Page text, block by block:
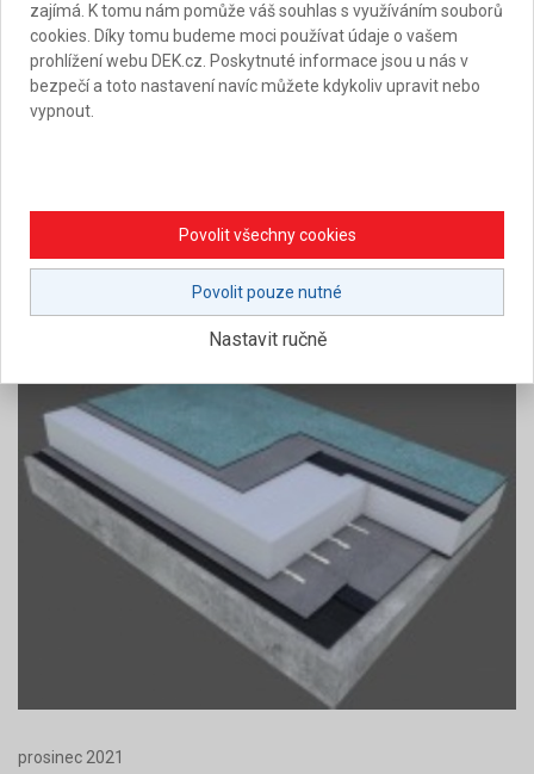
Přednáška podrobně ukazuje realizaci nadkrokevního
systému TOPDEK, sanace vadných skladeb střech se
zateplením mezi krokvemi a rekonstrukci známé šikmé
střechy s vysokými nároky na hydroizolační bezpečnost.
Náhled prezentace
prosinec 2021
zajímá. K tomu nám pomůže váš souhlas s využíváním souborů
cookies. Díky tomu budeme moci používat údaje o vašem
prohlížení webu DEK.cz. Poskytnuté informace jsou u nás v
bezpečí a toto nastavení navíc můžete kdykoliv upravit nebo
vypnout.
Povolit všechny cookies
Povolit pouze nutné
Nastavit ručně